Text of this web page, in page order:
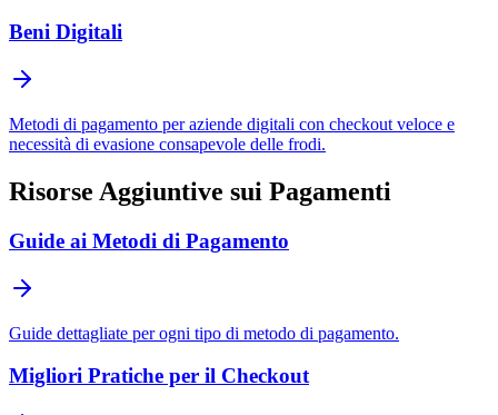
Beni Digitali
Metodi di pagamento per aziende digitali con checkout veloce e
necessità di evasione consapevole delle frodi.
Risorse Aggiuntive sui Pagamenti
Guide ai Metodi di Pagamento
Guide dettagliate per ogni tipo di metodo di pagamento.
Migliori Pratiche per il Checkout